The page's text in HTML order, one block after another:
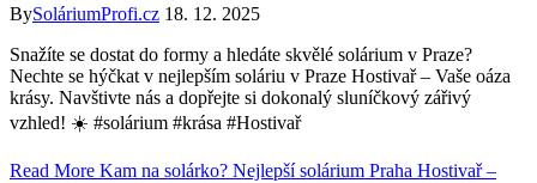
BySoláriumProfi.cz 18. 12. 2025
Snažíte se dostat do formy a hledáte skvělé solárium v Praze?
Nechte se hýčkat v nejlepším soláriu v Praze Hostivař – Vaše oáza
krásy. Navštivte nás a dopřejte si dokonalý sluníčkový zářivý
vzhled! ☀️ #solárium #krása #Hostivař
Read More Kam na solárko? Nejlepší solárium Praha Hostivař –